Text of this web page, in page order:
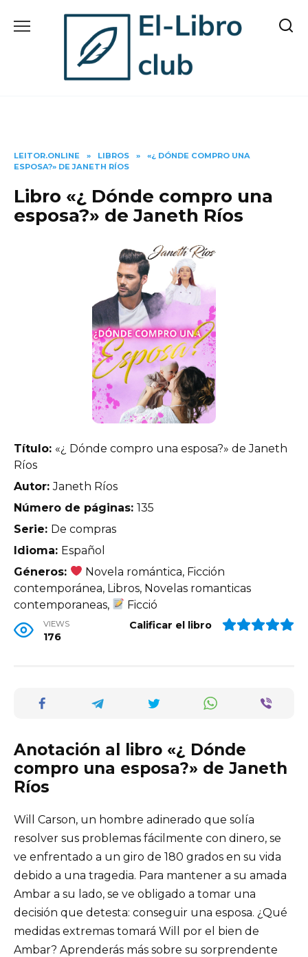
LEITOR.ONLINE » LIBROS »
«¿ DÓNDE COMPRO UNA
ESPOSA?» DE JANETH RÍOS
Libro «¿ Dónde compro una
esposa?» de Janeth Ríos
Título: «¿ Dónde compro una esposa?» de Janeth
Ríos
Autor:Janeth Ríos
Número de páginas: 135
Serie: De compras
Idioma: Español
Géneros:
Novela romántica, Ficción
contemporánea, Libros, Novelas romanticas
contemporaneas,
Ficció
VIEWS
176
Calificar el libro
Anotación al libro «¿ Dónde
compro una esposa?» de Janeth
Ríos
Will Carson, un hombre adinerado que solía
resolver sus problemas fácilmente con dinero, se
ve enfrentado a un giro de 180 grados en su vida
debido a una tragedia. Para mantener a su amada
Ambar a su lado, se ve obligado a tomar una
decisión que detesta: conseguir una esposa. ¿Qué
medidas extremas tomará Will por el bien de
Ambar? Aprenderás más sobre su sorprendente